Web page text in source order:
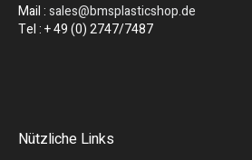
Mail :sales@bmsplasticshop.de
Tel : + 49 (0) 2747/7487
Nützliche Links